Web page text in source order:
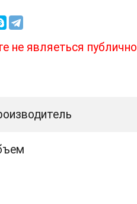
не являеться